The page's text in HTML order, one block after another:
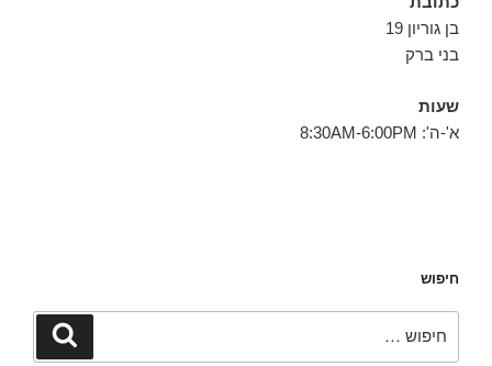
בן גוריון 19
בני ברק
שעות
א'-ה': 8:30AM-6:00PM
חיפוש
חיפוש